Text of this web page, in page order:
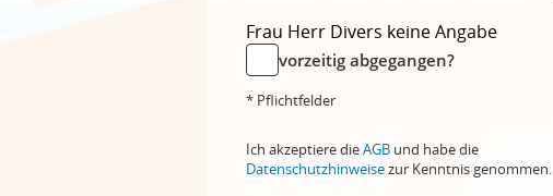
Frau Herr Divers keine Angabe
vorzeitig abgegangen?
* Pflichtfelder
Ich akzeptiere dieAGB und habe die
Datenschutzhinweisezur Kenntnis genommen.